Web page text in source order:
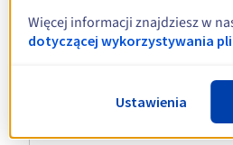
Więcej o rozszerzeniu .email
Dlaczego warto wybrać to
rozszerzenie domeny?
Więcej informacji znajdziesz w
dotyczącej wykorzystywania
Ustawienia